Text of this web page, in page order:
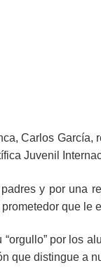
Carlos García,
Juvenil
y por una
que le
“orgullo” por los
que distingue a